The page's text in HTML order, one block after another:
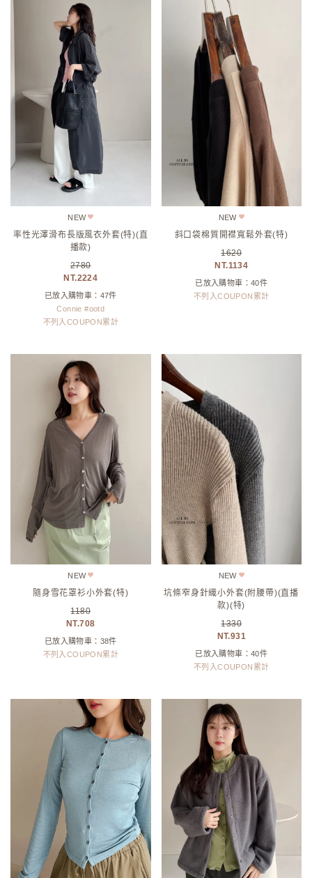
NEW
率性光澤滑布長版風衣外套(特)(直
播款)
2780
2224
已放入購物車：47件
Connie #ootd
不列入COUPON累計
NEW
斜口袋棉質開襟寬鬆外套(特)
1620
1134
已放入購物車：40件
不列入COUPON累計
NEW
隨身雪花罩衫小外套(特)
1180
708
已放入購物車：38件
不列入COUPON累計
NEW
坑條窄身針織小外套(附腰帶)(直播
款)(特)
1330
931
已放入購物車：40件
不列入COUPON累計